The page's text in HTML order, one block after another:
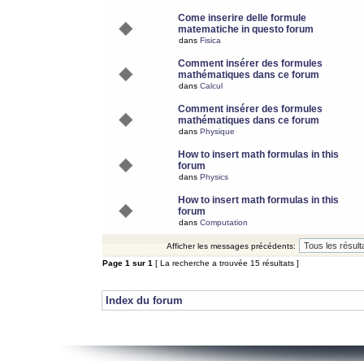
Come inserire delle formule
matematiche in questo forum
dans Fisica
Comment insérer des formules
mathématiques dans ce forum
dans Calcul
Comment insérer des formules
mathématiques dans ce forum
dans Physique
How to insert math formulas in this
forum
dans Physics
How to insert math formulas in this
forum
dans Computation
Afficher les messages précédents:
Page 1 sur 1 [ La recherche a trouvée 15 résultats ]
Index du forum